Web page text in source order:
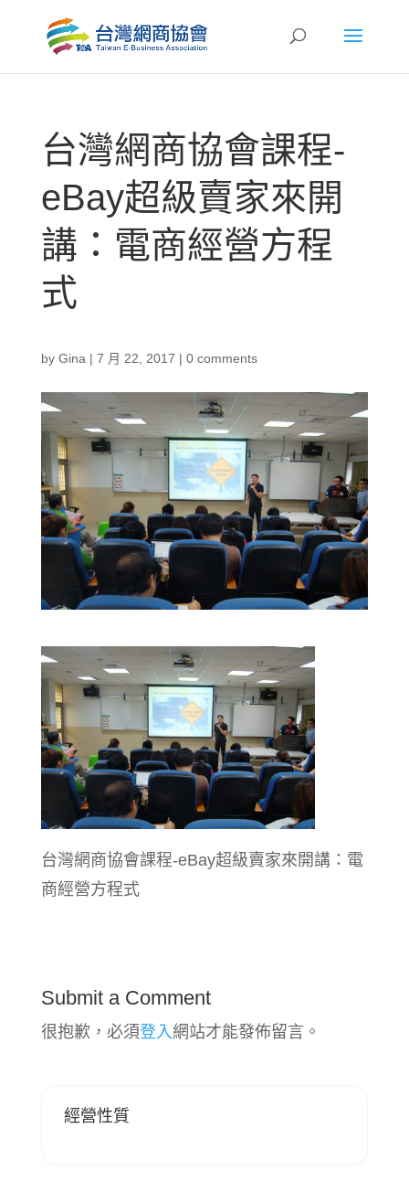
台灣網商協會課程-
eBay超級賣家來開
講：電商經營方程
式
by Gina | 7 月 22, 2017 | 0 comments
台灣網商協會課程-eBay超級賣家來開講：電
商經營方程式
Submit a Comment
很抱歉，必須登入 網站才能發佈留言。
經營性質